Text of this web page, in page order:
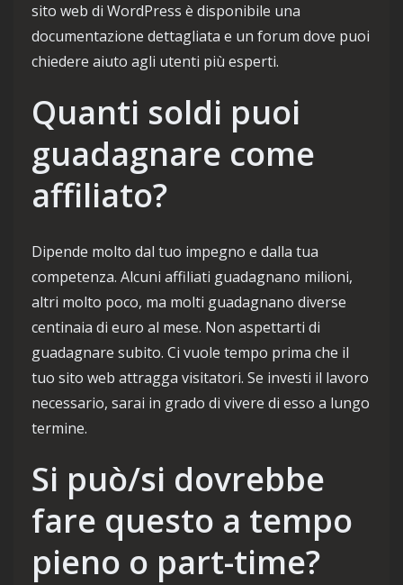
sito web di WordPress è disponibile una
documentazione dettagliata e un forum dove puoi
chiedere aiuto agli utenti più esperti.
Quanti soldi puoi
guadagnare come
affiliato?
Dipende molto dal tuo impegno e dalla tua
competenza. Alcuni affiliati guadagnano milioni,
altri molto poco, ma molti guadagnano diverse
centinaia di euro al mese. Non aspettarti di
guadagnare subito. Ci vuole tempo prima che il
tuo sito web attragga visitatori. Se investi il ​​lavoro
necessario, sarai in grado di vivere di esso a lungo
termine.
Si può/si dovrebbe
fare questo a tempo
pieno o part-time?